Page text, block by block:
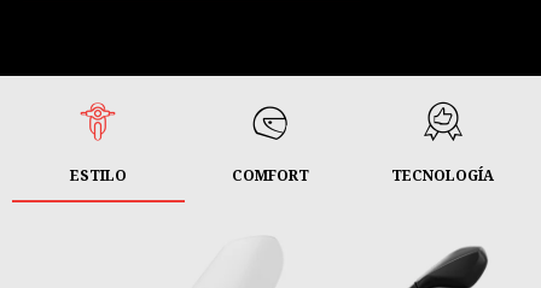
ESTILO COMFORT TECNOLOGÍA